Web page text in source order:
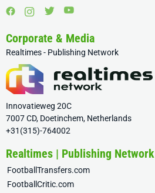
Corporate & Media
Realtimes - Publishing Network
Innovatieweg 20C
7007 CD, Doetinchem, Netherlands
+31(315)-764002
Realtimes | Publishing Network
FootballTransfers.com
FootballCritic.com